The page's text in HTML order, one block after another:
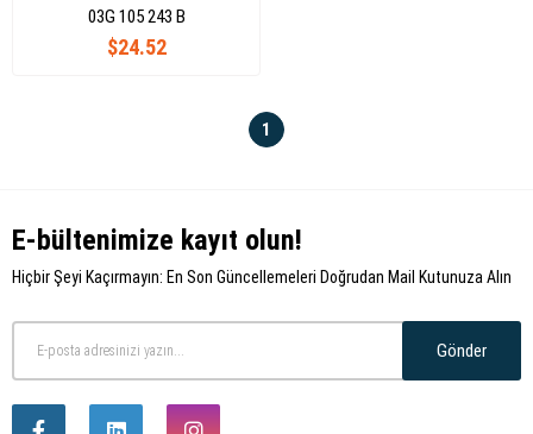
$24.52
03G 105 243 B
1
E-bültenimize kayıt olun!
Hiçbir Şeyi Kaçırmayın: En Son Güncellemeleri Doğrudan Mail Kutunuza Alın
Gönder